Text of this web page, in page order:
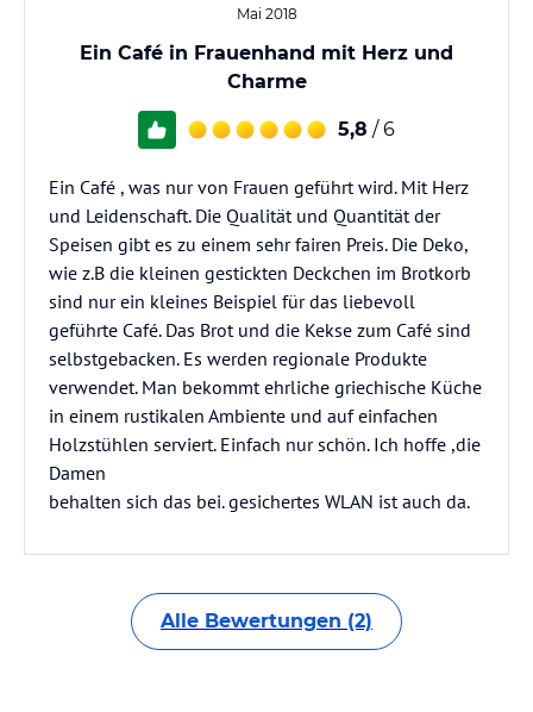
Mai 2018
Ein Café in Frauenhand mit Herz und
Charme
5,8 / 6
Ein Café , was nur von Frauen geführt wird. Mit Herz
und Leidenschaft. Die Qualität und Quantität der
Speisen gibt es zu einem sehr fairen Preis. Die Deko,
wie z.B die kleinen gestickten Deckchen im Brotkorb
sind nur ein kleines Beispiel für das liebevoll
geführte Café. Das Brot und die Kekse zum Café sind
selbstgebacken. Es werden regionale Produkte
verwendet. Man bekommt ehrliche griechische Küche
in einem rustikalen Ambiente und auf einfachen
Holzstühlen serviert. Einfach nur schön. Ich hoffe ,die
Damen
behalten sich das bei. gesichertes WLAN ist auch da.
Alle Bewertungen (2)